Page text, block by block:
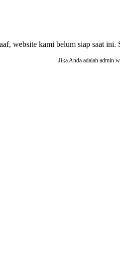
website kami belum siap saat
Jika Anda adalah admin